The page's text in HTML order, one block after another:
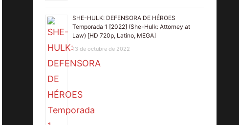
SHE-HULK: DEFENSORA DE HÉROES
Temporada 1 [2022] (She-Hulk: Attorney at
Law) [HD 720p, Latino, MEGA]
13 de octubre de 2022